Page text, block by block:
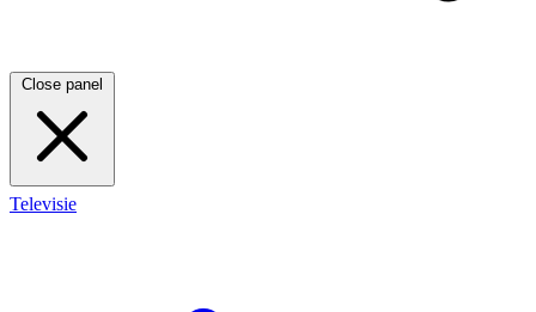
Close panel
Televisie